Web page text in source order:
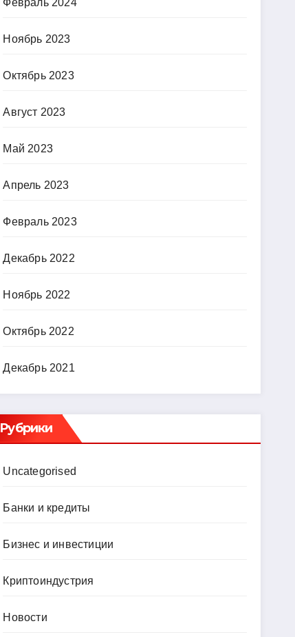
Февраль 2024
Ноябрь 2023
Октябрь 2023
Август 2023
Май 2023
Апрель 2023
Февраль 2023
Декабрь 2022
Ноябрь 2022
Октябрь 2022
Декабрь 2021
Рубрики
Uncategorised
Банки и кредиты
Бизнес и инвестиции
Криптоиндустрия
Новости